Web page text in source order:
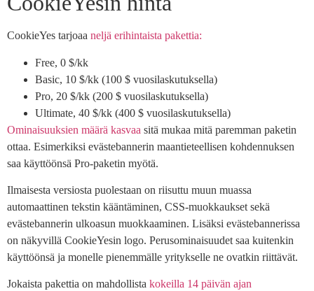
CookieYes tarjoaa neljä erihintaista pakettia:
Free, 0 $/kk
Basic, 10 $/kk (100 $ vuosilaskutuksella)
Pro, 20 $/kk (200 $ vuosilaskutuksella)
Ultimate, 40 $/kk (400 $ vuosilaskutuksella)
Ominaisuuksien määrä kasvaa sitä mukaa mitä paremman paketin
ottaa. Esimerkiksi evästebannerin maantieteellisen kohdennuksen
saa käyttöönsä Pro-paketin myötä.
Ilmaisesta versiosta puolestaan on riisuttu muun muassa
automaattinen tekstin kääntäminen, CSS-muokkaukset sekä
evästebannerin ulkoasun muokkaaminen. Lisäksi evästebannerissa
on näkyvillä CookieYesin logo. Perusominaisuudet saa kuitenkin
käyttöönsä ja monelle pienemmälle yritykselle ne ovatkin riittävät.
Jokaista pakettia on mahdollista kokeilla 14 päivän ajan